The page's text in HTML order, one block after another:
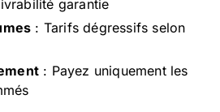
garantie
: Tarifs dégressifs selon
: Payez uniquement les